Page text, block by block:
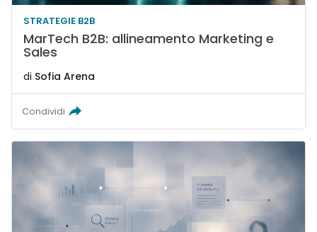
STRATEGIE B2B
MarTech B2B: allineamento Marketing e
Sales
di Sofia Arena
Condividi